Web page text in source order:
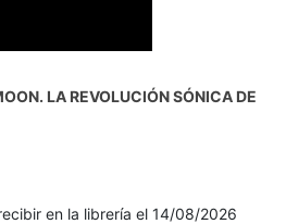
LA REVOLUCIÓN SÓNICA DE
en la librería el 14/08/2026